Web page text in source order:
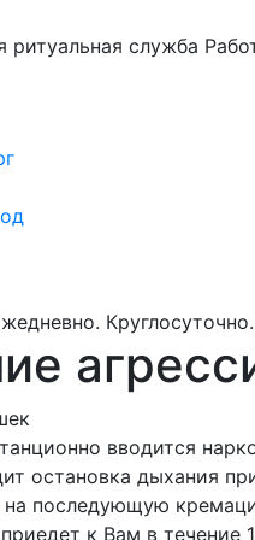
ритуальная служба
Круглосуточно.
вводится
остановка дыхания
на последующую
к Вам в течение